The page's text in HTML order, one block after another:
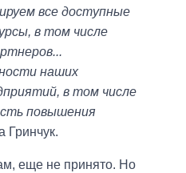
все доступные
в том числе
наших
в том числе
повышения
Гринчук.
еще не принято. Но